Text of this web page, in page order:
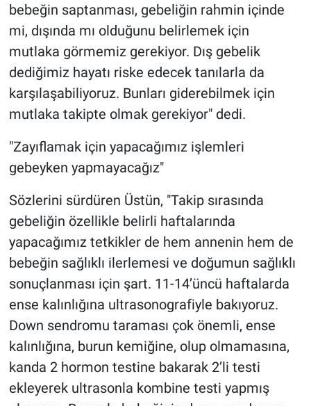
bebeğin saptanması, gebeliğin rahmin içinde
mi, dışında mı olduğunu belirlemek için
mutlaka görmemiz gerekiyor. Dış gebelik
dediğimiz hayatı riske edecek tanılarla da
karşılaşabiliyoruz. Bunları giderebilmek için
mutlaka takipte olmak gerekiyor" dedi.
"Zayıflamak için yapacağımız işlemleri
gebeyken yapmayacağız"
Sözlerini sürdüren Üstün, "Takip sırasında
gebeliğin özellikle belirli haftalarında
yapacağımız tetkikler de hem annenin hem de
bebeğin sağlıklı ilerlemesi ve doğumun sağlıklı
sonuçlanması için şart. 11-14’üncü haftalarda
ense kalınlığına ultrasonografiyle bakıyoruz.
Down sendromu taraması çok önemli, ense
kalınlığına, burun kemiğine, olup olmamasına,
kanda 2 hormon testine bakarak 2’li testi
ekleyerek ultrasonla kombine testi yapmış